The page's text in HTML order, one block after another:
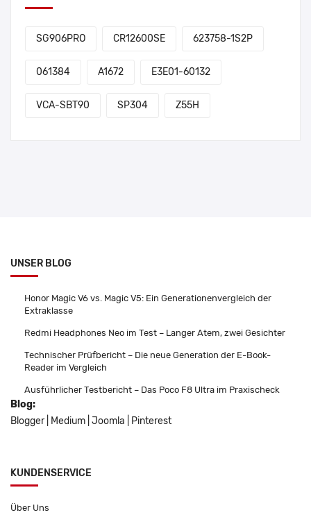
SG906PRO CR12600SE 623758-1S2P
061384 A1672 E3E01-60132
VCA-SBT90 SP304 Z55H
UNSER BLOG
Honor Magic V6 vs. Magic V5: Ein Generationenvergleich der
Extraklasse
Redmi Headphones Neo im Test – Langer Atem, zwei Gesichter
Technischer Prüfbericht – Die neue Generation der E-Book-
Reader im Vergleich
Ausführlicher Testbericht – Das Poco F8 Ultra im Praxischeck
Blog:
Blogger
Medium Joomla Pinterest
KUNDENSERVICE
Über Uns